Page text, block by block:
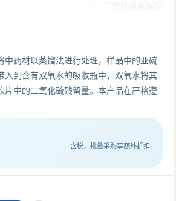
中药材以蒸馏法进行处理，样品中的亚硫
入到含有双氧水的吸收瓶中，双氧水将其
中的二氧化硫残留量。本产品在严格遵
含税，批量采购享额外折扣